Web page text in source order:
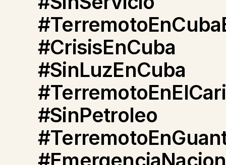
#CrisisEnCuba
#SinLuzEnCuba
#SinPetroleo